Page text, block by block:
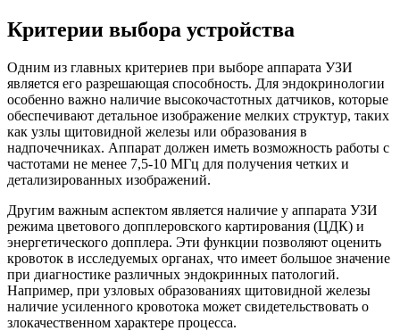
Критерии выбора устройства
Одним из главных критериев при выборе аппарата УЗИ
является его разрешающая способность. Для эндокринологии
особенно важно наличие высокочастотных датчиков, которые
обеспечивают детальное изображение мелких структур, таких
как узлы щитовидной железы или образования в
надпочечниках. Аппарат должен иметь возможность работы с
частотами не менее 7,5-10 МГц для получения четких и
детализированных изображений.
Другим важным аспектом является наличие у аппарата УЗИ
режима цветового допплеровского картирования (ЦДК) и
энергетического допплера. Эти функции позволяют оценить
кровоток в исследуемых органах, что имеет большое значение
при диагностике различных эндокринных патологий.
Например, при узловых образованиях щитовидной железы
наличие усиленного кровотока может свидетельствовать о
злокачественном характере процесса.